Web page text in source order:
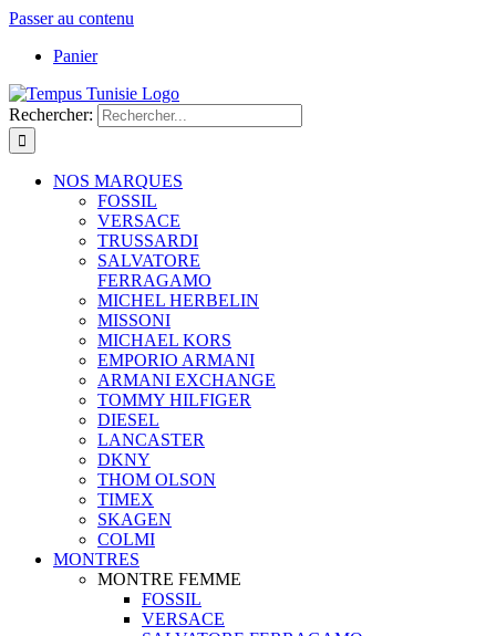
Passer au contenu
Panier
Rechercher:
NOS MARQUES
FOSSIL
VERSACE
TRUSSARDI
SALVATORE
FERRAGAMO
MICHEL HERBELIN
MISSONI
MICHAEL KORS
EMPORIO ARMANI
ARMANI EXCHANGE
TOMMY HILFIGER
DIESEL
LANCASTER
DKNY
THOM OLSON
TIMEX
SKAGEN
COLMI
MONTRES
MONTRE FEMME
FOSSIL
VERSACE